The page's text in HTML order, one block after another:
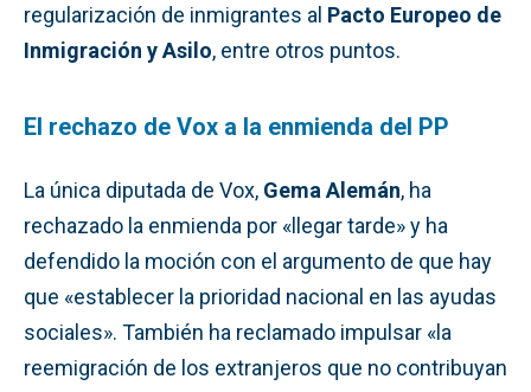
regularización de inmigrantes al Pacto Europeo de
Inmigración y Asilo, entre otros puntos.
El rechazo de Vox a la enmienda del PP
La única diputada de Vox, Gema Alemán, ha
rechazado la enmienda por «llegar tarde» y ha
defendido la moción con el argumento de que hay
que «establecer la prioridad nacional en las ayudas
sociales». También ha reclamado impulsar «la
reemigración de los extranjeros que no contribuyan